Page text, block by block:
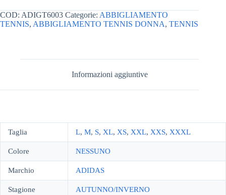
COD: ADIGT6003 Categorie: ABBIGLIAMENTO
TENNIS, ABBIGLIAMENTO TENNIS DONNA, TENNIS
Informazioni aggiuntive
Taglia L, M, S, XL, XS, XXL, XXS, XXXL
Colore NESSUNO
Marchio ADIDAS
Stagione AUTUNNO/INVERNO